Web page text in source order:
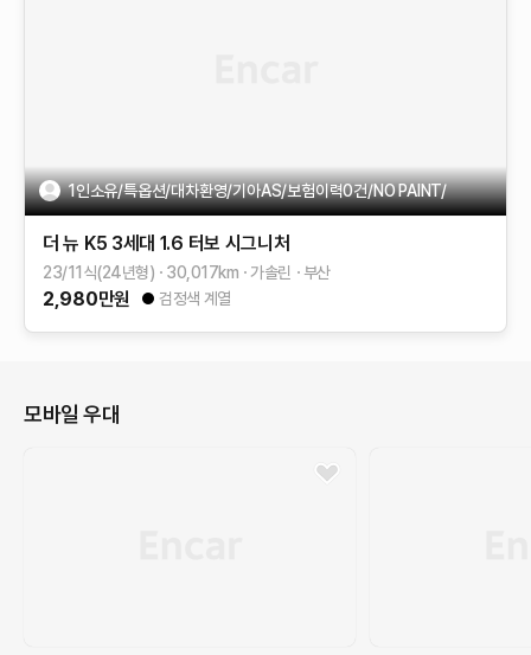
1인소유/특옵션/대차환영/기아AS/보험이력0건/NO PAINT/
더 뉴 K5 3세대 1.6 터보 시그니처
23/11식(24년형) 30,017km 가솔린 부산
2,980만원 검정색 계열
모바일 우대